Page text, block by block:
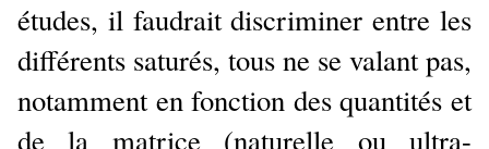
études, il faudrait discriminer entre les
différents saturés, tous ne se valant pas,
notamment en fonction des quantités et
de la matrice (naturelle ou ultra-